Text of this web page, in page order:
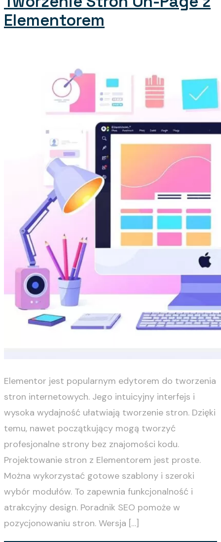
Elementorem
Elementor jest popularnym edytorem do tworzenia
stron internetowych. Jego intuicyjny interfejs i
wysoka wydajność ułatwiają tworzenie stron. Dzięki
temu, nawet początkujący mogą tworzyć
profesjonalne strony bez znajomości kodu.
Projektowanie stron z Elementorem jest proste.
Można wykorzystać gotowe szablony i szeroki
wybór modułów. To zapewnia funkcjonalność i
atrakcyjny design. Poradnik SEO pomoże w
pozycjonowaniu stron. Wersja […]